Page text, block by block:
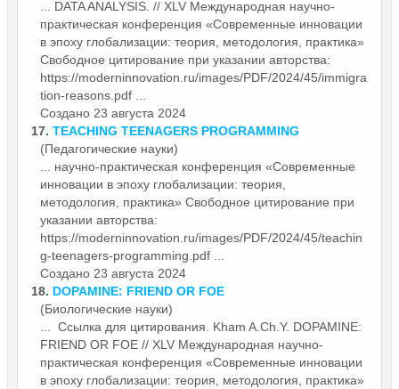
... DATA ANALYSIS. // XLV Международная научно-
практическая конференция «Современные инновации
в эпоху глобализации: теория, методология, практика»
Свободное цитирование при указании авторства:
https://moderninnovation.ru/images/PDF/2024/45/immigra
tion-reasons.pdf ...
Создано 23 августа 2024
17. TEACHING TEENAGERS PROGRAMMING
(Педагогические науки)
... научно-практическая конференция «Современные
инновации в эпоху глобализации: теория,
методология, практика» Свободное цитирование при
указании авторства:
https://moderninnovation.ru/images/PDF/2024/45/teachin
g-teenagers-programming.pdf ...
Создано 23 августа 2024
18. DOPAMINE: FRIEND OR FOE
(Биологические науки)
... Ссылка для цитирования. Kham A.Ch.Y. DOPAMINE:
FRIEND OR FOE // XLV Международная научно-
практическая конференция «Современные инновации
в эпоху глобализации: теория, методология, практика»